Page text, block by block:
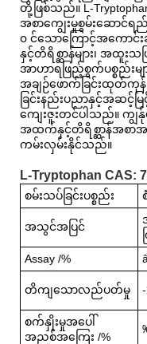
တို့ဖြစ်သည်။ L-
အစာကျွေးမှုစွမ်းဆောင်
၀ င်သောကြောင့်အကော
နှင့်တိရိစ္ဆာန်များ၊ အထူး
အာဟာရဖြည့်စွက်ပစ္စည်းမျ
အချဉ်ဖောက်ခြင်းထုတ်ကု
ခြင်းနည်းပညာနှင့်အဆ
ကျေးဇူးတင်ပါသည်။ ကျွ
အထက်နှင့်တိရိစ္ဆာန်အစ
ကမ်းလှမ်းနိုင်သည်။
L-Tryptophan CAS:
စမ်းသပ်ခြင်းပစ္စည်း
အသွင်အပြင်
Assay /%
တိကျသောလည်ပတ်မှု
စက်နှိုးမှုအပေါ်
အညစ်အကြေး /%